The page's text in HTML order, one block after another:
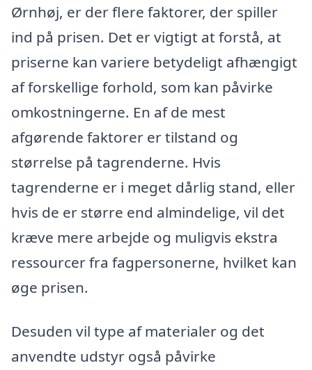
Ørnhøj, er der flere faktorer, der spiller
ind på prisen. Det er vigtigt at forstå, at
priserne kan variere betydeligt afhængigt
af forskellige forhold, som kan påvirke
omkostningerne. En af de mest
afgørende faktorer er tilstand og
størrelse på tagrenderne. Hvis
tagrenderne er i meget dårlig stand, eller
hvis de er større end almindelige, vil det
kræve mere arbejde og muligvis ekstra
ressourcer fra fagpersonerne, hvilket kan
øge prisen.
Desuden vil type af materialer og det
anvendte udstyr også påvirke